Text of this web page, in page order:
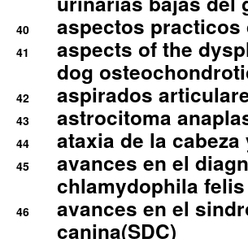
40 aspectos
41
aspects of the
dog
42 aspirados
43 astrocitoma
44 ataxia de la
45
avances en el
chlamydophila
46
avances en el
canina(SDC)